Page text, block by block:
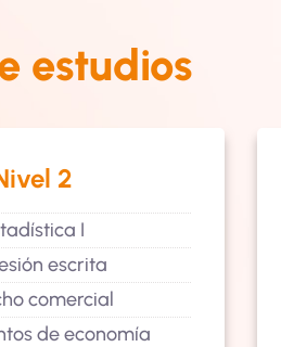
estudios
2
I
escrita
comercial
de economía